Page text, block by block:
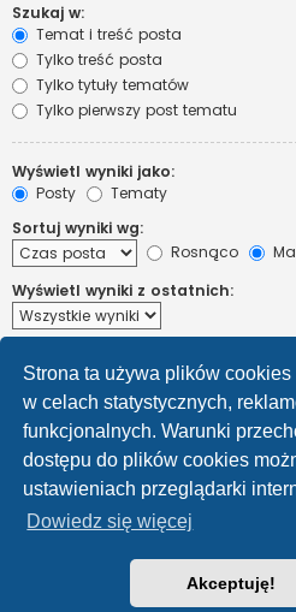
Strona ta używa plików cookies
w celach statystycznych,
funkcjonalnych. Warunki
dostępu do plików cookies
ustawieniach przeglądarki
Dowiedz się więcej
Akceptuję!
Szukaj w:
Temat i treść posta
Tylko treść posta
Tylko tytuły tematów
Tylko pierwszy post tematu
Wyświetl wyniki jako:
Posty
Tematy
Sortuj wyniki wg:
Rosnąco
Wyświetl wyniki z ostatnich:
Ustaw 0, aby wyświetlić cały post.
znaków w poście
Forum OC PL Strona główna
Technologię dostarczaphpBB